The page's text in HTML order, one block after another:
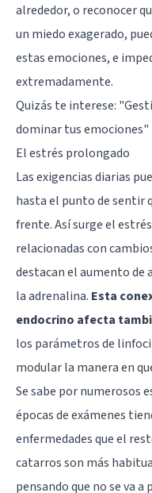
alrededor, o reconocer
un miedo exagerado,
estas emociones, e
extremadamente.
Quizás te interese:
dominar tus emociones"
El estrés prolongado
Las exigencias diarias
hasta el punto de sentir
frente. Así surge el
relacionadas con
destacan el aumento de
la adrenalina. Esta
endocrino afecta
los parámetros de
modular la manera en
Se sabe por numerosos
épocas de exámenes
enfermedades que el
catarros son más
pensando que no se va